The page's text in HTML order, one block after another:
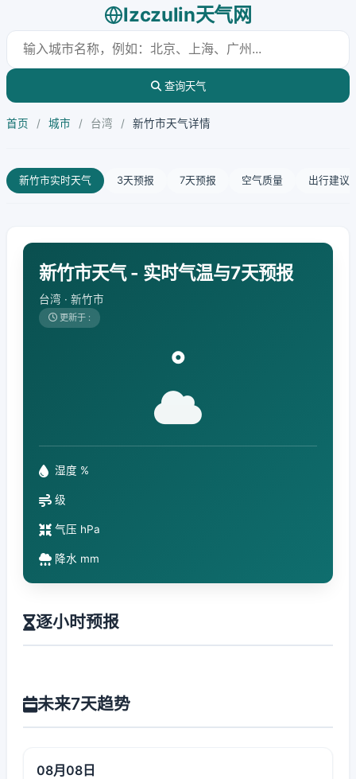
lzczulin天气网
查询天气
首页 / 城市 / 台湾 / 新竹市天气详情
新竹市实时天气 3天预报 7天预报 空气质量 出行建议
新竹市天气 - 实时气温与7天预报
台湾 · 新竹市
更新于 :
°
湿度 %
级
气压 hPa
降水 mm
逐小时预报
未来7天趋势
08月08日